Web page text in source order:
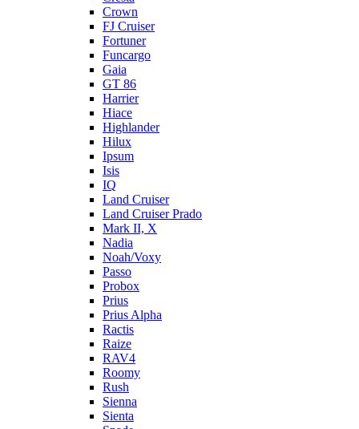
Crown
FJ Cruiser
Fortuner
Funcargo
Gaia
GT 86
Harrier
Hiace
Highlander
Hilux
Ipsum
Isis
IQ
Land Cruiser
Land Cruiser Prado
Mark II, X
Nadia
Noah/Voxy
Passo
Probox
Prius
Prius Alpha
Ractis
Raize
RAV4
Roomy
Rush
Sienna
Sienta